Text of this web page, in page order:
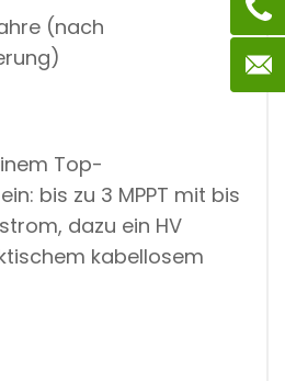
(nach
Top-
bis zu 3 MPPT mit bis
dazu ein HV
kabellosem